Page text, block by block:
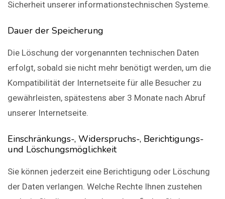
Sicherheit unserer informationstechnischen Systeme.
Dauer der Speicherung
Die Löschung der vorgenannten technischen Daten
erfolgt, sobald sie nicht mehr benötigt werden, um die
Kompatibilität der Internetseite für alle Besucher zu
gewährleisten, spätestens aber 3 Monate nach Abruf
unserer Internetseite.
Einschränkungs-, Widerspruchs-, Berichtigungs-
und Löschungsmöglichkeit
Sie können jederzeit eine Berichtigung oder Löschung
der Daten verlangen. Welche Rechte Ihnen zustehen